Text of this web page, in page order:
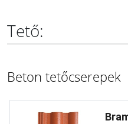
Tető:
Beton tetőcserepek